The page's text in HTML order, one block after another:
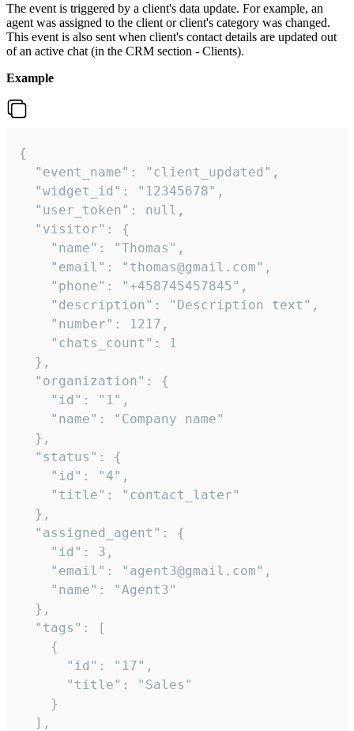
The event is triggered by a client's data update. For example, an
agent was assigned to the client or client's category was changed.
This event is also sent when client's contact details are updated out
of an active chat (in the CRM section - Clients).
Example
{
  "event_name": "client_updated",
  "widget_id": "12345678",
  "user_token": null,
  "visitor": {
    "name": "Thomas",
    "email": "thomas@gmail.com",
    "phone": "+458745457845",
    "description": "Description text",
    "number": 1217,
    "chats_count": 1
  },
  "organization": {
    "id": "1",
    "name": "Company name"
  },
  "status": {
    "id": "4",
    "title": "contact_later"
  },
  "assigned_agent": {
    "id": 3,
    "email": "agent3@gmail.com",
    "name": "Agent3"
  },
  "tags": [
    {
      "id": "17",
      "title": "Sales"
    }
  ],